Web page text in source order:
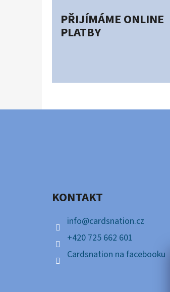
PŘIJÍMÁME ONLINE
PLATBY
KONTAKT
info@cardsnation.cz
+420 725 662 601
Cardsnation na facebooku